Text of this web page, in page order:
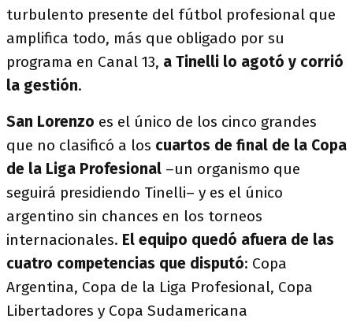
turbulento presente del fútbol profesional que
amplifica todo, más que obligado por su
programa en Canal 13, a Tinelli lo agotó y corrió
la gestión.
San Lorenzo es el único de los cinco grandes
que no clasificó a los cuartos de final de la Copa
de la Liga Profesional –un organismo que
seguirá presidiendo Tinelli– y es el único
argentino sin chances en los torneos
internacionales. El equipo quedó afuera de las
cuatro competencias que disputó: Copa
Argentina, Copa de la Liga Profesional, Copa
Libertadores y Copa Sudamericana